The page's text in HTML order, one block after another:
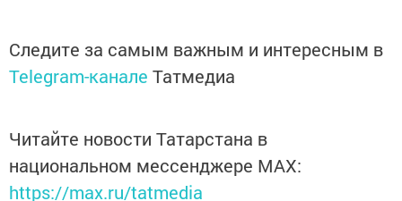
Следите за самым важным и интересным в
Telegram-канале Татмедиа
Читайте новости Татарстана в
национальном мессенджере MАХ:
https://max.ru/tatmedia